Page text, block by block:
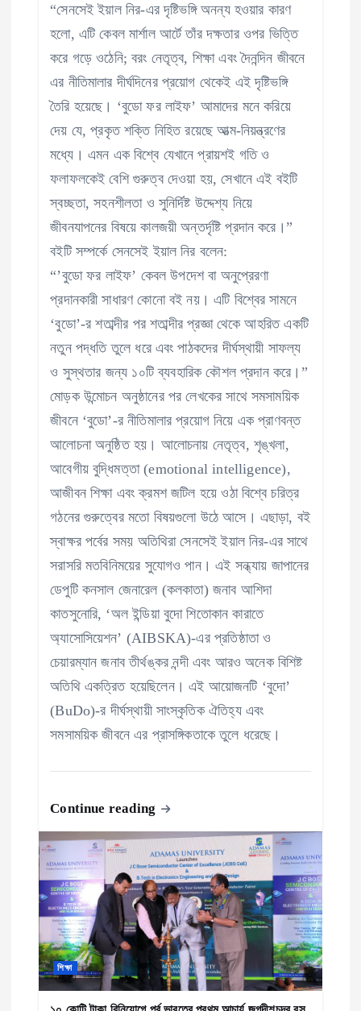
“সেনসেই ইয়াল নির-এর দৃষ্টিভঙ্গি অনন্য হওয়ার কারণ
হলো, এটি কেবল মার্শাল আর্টে তাঁর দক্ষতার ওপর ভিত্তি
করে গড়ে ওঠেনি; বরং নেতৃত্ব, শিক্ষা এবং দৈনন্দিন জীবনে
এর নীতিমালার দীর্ঘদিনের প্রয়োগ থেকেই এই দৃষ্টিভঙ্গি
তৈরি হয়েছে। ‘বুডো ফর লাইফ’ ​​আমাদের মনে করিয়ে
দেয় যে, প্রকৃত শক্তি নিহিত রয়েছে আত্ম-নিয়ন্ত্রণের
মধ্যে। এমন এক বিশ্বে যেখানে প্রায়শই গতি ও
ফলাফলকেই বেশি গুরুত্ব দেওয়া হয়, সেখানে এই বইটি
স্বচ্ছতা, সহনশীলতা ও সুনির্দিষ্ট উদ্দেশ্য নিয়ে
জীবনযাপনের বিষয়ে কালজয়ী অন্তর্দৃষ্টি প্রদান করে।”
বইটি সম্পর্কে সেনসেই ইয়াল নির বলেন:
“’বুডো ফর লাইফ’ ​​কেবল উপদেশ বা অনুপ্রেরণা
প্রদানকারী সাধারণ কোনো বই নয়। এটি বিশ্বের সামনে
‘বুডো’-র শতাব্দীর পর শতাব্দীর প্রজ্ঞা থেকে আহরিত একটি
নতুন পদ্ধতি তুলে ধরে এবং পাঠকদের দীর্ঘস্থায়ী সাফল্য
ও সুস্থতার জন্য ১০টি ব্যবহারিক কৌশল প্রদান করে।”
মোড়ক উন্মোচন অনুষ্ঠানের পর লেখকের সাথে সমসাময়িক
জীবনে ‘বুডো’-র নীতিমালার প্রয়োগ নিয়ে এক প্রাণবন্ত
আলোচনা অনুষ্ঠিত হয়। আলোচনায় নেতৃত্ব, শৃঙ্খলা,
আবেগীয় বুদ্ধিমত্তা (emotional intelligence),
আজীবন শিক্ষা এবং ক্রমশ জটিল হয়ে ওঠা বিশ্বে চরিত্র
গঠনের গুরুত্বের মতো বিষয়গুলো উঠে আসে। এছাড়া, বই
স্বাক্ষর পর্বের সময় অতিথিরা সেনসেই ইয়াল নির-এর সাথে
সরাসরি মতবিনিময়ের সুযোগও পান। এই সন্ধ্যায় জাপানের
ডেপুটি কনসাল জেনারেল (কলকাতা) জনাব আশিদা
কাতসুনোরি, ‘অল ইন্ডিয়া বুদো শিতোকান কারাতে
অ্যাসোসিয়েশন’ (AIBSKA)-এর প্রতিষ্ঠাতা ও
চেয়ারম্যান জনাব তীর্থঙ্কর নন্দী এবং আরও অনেক বিশিষ্ট
অতিথি একত্রিত হয়েছিলেন। এই আয়োজনটি ‘বুদো’
(BuDo)-র দীর্ঘস্থায়ী সাংস্কৃতিক ঐতিহ্য এবং
সমসাময়িক জীবনে এর প্রাসঙ্গিকতাকে তুলে ধরেছে।
Continue reading
শিক্ষা